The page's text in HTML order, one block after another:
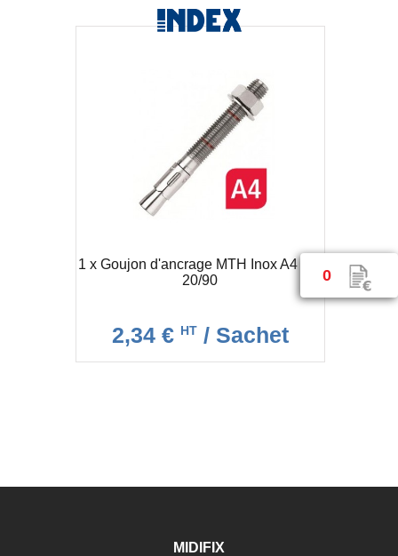
0
1 x Goujon d'ancrage MTH Inox A4 10-
20/90
2,34 € HT/ Sachet
MIDIFIX